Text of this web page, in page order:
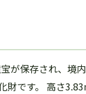
が保存され、
です。 高さ